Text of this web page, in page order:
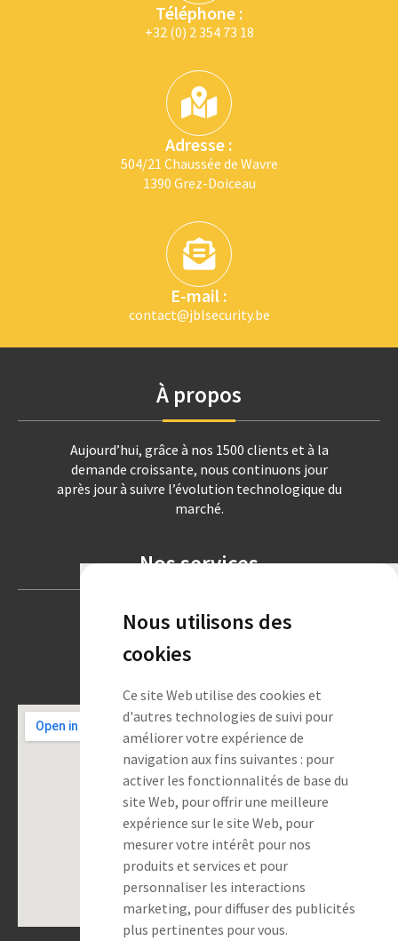
Nous utilisons des
cookies
Ce site Web utilise des cookies et
d'autres technologies de suivi pour
améliorer votre expérience de
navigation aux fins suivantes : pour
activer les fonctionnalités de base du
site Web, pour offrir une meilleure
expérience sur le site Web, pour
mesurer votre intérêt pour nos
produits et services et pour
personnaliser les interactions
marketing, pour diffuser des publicités
plus pertinentes pour vous.
Téléphone :
+32 (0) 2 354 73 18
Adresse :
504/21 Chaussée de Wavre
1390 Grez-Doiceau
E-mail :
contact@jblsecurity.be
À propos
Aujourd’hui, grâce à nos 1500 clients et à la
demande croissante, nous continuons jour
après jour à suivre l’évolution technologique du
marché.
Nos services
Systèmes d'alarme
Contrôle d'accès